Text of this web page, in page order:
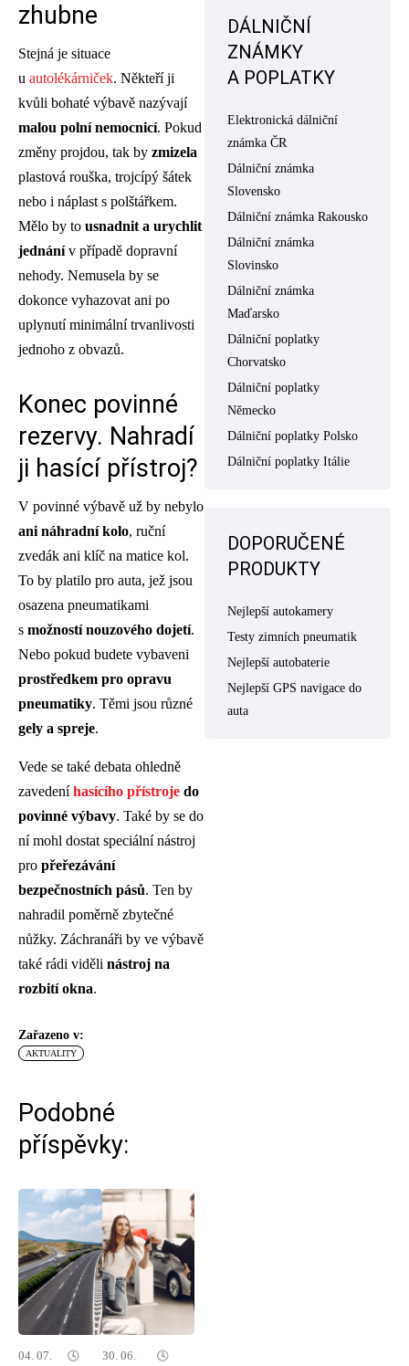
zhubne
Stejná je situace
u autolékárniček. Někteří ji
kvůli bohaté výbavě nazývají
malou polní nemocnicí. Pokud
změny projdou, tak by zmizela
plastová rouška, trojcípý šátek
nebo i náplast s polštářkem.
Mělo by to usnadnit a urychlit
jednánív případě dopravní
nehody. Nemusela by se
dokonce vyhazovat ani po
uplynutí minimální trvanlivosti
jednoho z obvazů.
Konec povinné
rezervy. Nahradí
ji hasící přístroj?
V povinné výbavě už by nebylo
ani náhradní kolo, ruční
zvedák ani klíč na matice kol.
To by platilo pro auta, jež jsou
osazena pneumatikami
s možností nouzového dojetí.
Nebo pokud budete vybaveni
prostředkem pro opravu
pneumatiky. Těmi jsou různé
gely a spreje.
Vede se také debata ohledně
zavedeníhasícího přístroje do
povinné výbavy. Také by se do
ní mohl dostat speciální nástroj
pro přeřezávání
bezpečnostních pásů. Ten by
nahradil poměrně zbytečné
nůžky. Záchranáři by ve výbavě
také rádi viděli nástroj na
rozbití okna.
Zařazeno v:
AKTUALITY
Podobné
příspěvky:
04. 07.
🕓
30. 06.
🕓
DÁLNIČNÍ
ZNÁMKY
A POPLATKY
Elektronická dálniční
známka ČR
Dálniční známka
Slovensko
Dálniční známka Rakousko
Dálniční známka
Slovinsko
Dálniční známka
Maďarsko
Dálniční poplatky
Chorvatsko
Dálniční poplatky
Německo
Dálniční poplatky Polsko
Dálniční poplatky Itálie
DOPORUČENÉ
PRODUKTY
Nejlepší autokamery
Testy zimních pneumatik
Nejlepší autobaterie
Nejlepší GPS navigace do
auta